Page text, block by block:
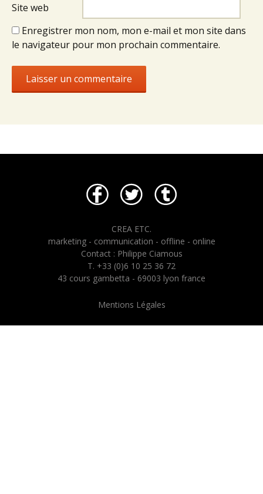
Site web
Enregistrer mon nom, mon e-mail et mon site dans
le navigateur pour mon prochain commentaire.
CREA ETC.
marketing - communication - offline - online
Contact : Philippe Ciamous
T. +33 (0)6 10 25 36 72
43 cours gambetta - 69003 lyon france
Mentions Légales